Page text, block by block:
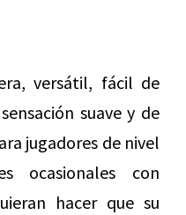
versátil, fácil de
suave y de
jugadores de nivel
ocasionales con
hacer que su